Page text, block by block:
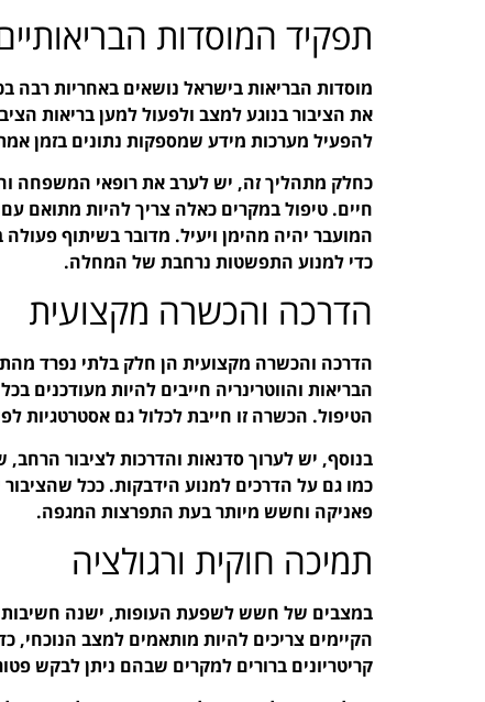
תפקיד המוסדות
מוסדות הבריאות בישראל נושאים באחריות רבה
את הציבור בנוגע למצב ולפעול למען בריאות
להפעיל מערכות מידע שמספקות נתונים בזמן
כחלק מתהליך זה, יש לערב את רופאי המשפחה
חיים. טיפול במקרים כאלה צריך להיות מתואם
המועבר יהיה מהימן ויעיל. מדובר בשיתוף
כדי למנוע התפשטות נרחבת של המחלה.
הדרכה והכשרה מקצועית
הדרכה והכשרה מקצועית הן חלק בלתי נפרד
הבריאות והווטרינריה חייבים להיות מעודכנים
הטיפול. הכשרה זו חייבת לכלול גם אסטרטגיות
בנוסף, יש לערוך סדנאות והדרכות לציבור
כמו גם על הדרכים למנוע הידבקות. ככל שהציבור
פאניקה וחשש מיותר בעת התפרצות המגפה.
תמיכה חוקית ורגולציה
במצבים של חשש לשפעת העופות, ישנה חשיבות
הקיימים צריכים להיות מותאמים למצב הנוכחי,
קריטריונים ברורים למקרים שבהם ניתן לבקש